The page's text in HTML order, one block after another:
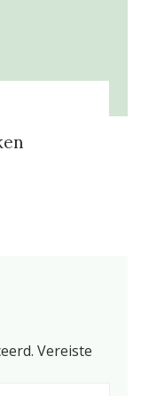
Vereiste